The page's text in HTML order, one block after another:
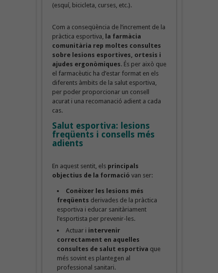
(esquí, bicicleta, curses, etc.).
Com a conseqüència de l’increment de la
pràctica esportiva, la farmàcia
comunitària rep moltes consultes
sobre lesions esportives, ortesis i
ajudes ergonòmiques. És per això que
el farmacèutic ha d’estar format en els
diferents àmbits de la salut esportiva,
per poder proporcionar un consell
acurat i una recomanació adient a cada
cas.
Salut esportiva: lesions
freqüents i consells més
adients
En aquest sentit, els principals
objectius de la formació van ser:
Conèixer les lesions més
freqüents derivades de la pràctica
esportiva i educar sanitàriament
l’esportista per prevenir-les.
Actuar i intervenir
correctament en aquelles
consultes de salut esportiva que
més sovint es plantegen al
professional sanitari.